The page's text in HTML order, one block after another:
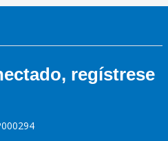
regístrese